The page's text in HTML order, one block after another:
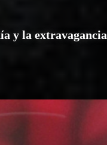
y la extravagancia